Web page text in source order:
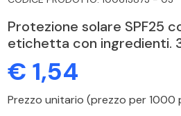
Protezione solare SPF25
etichetta con ingredienti.
€ 1,54
Prezzo unitario (prezzo per